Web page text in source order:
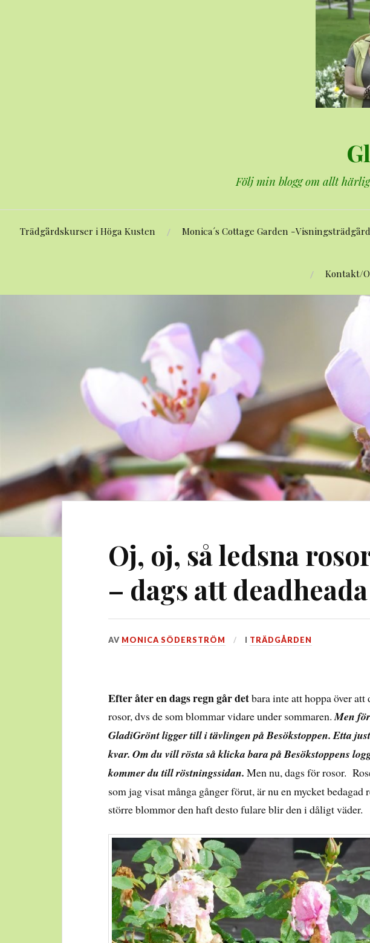
Följ min blogg om allt
Trädgårdskurser i Höga Kusten Monica´s Cottage Garden -
Kontakt/
Oj, oj, så ledsna
– dags att deadheada
DEN
AV MONICA SÖDERSTRÖM I TRÄDGÅRDEN
Efter åter en dags regn går detbara inte att hoppa över att
rosor, dvs de som blommar vidare under sommaren.Men
GladiGrönt ligger till i tävlingen på Besökstoppen. Etta
kvar. Om du vill rösta så klicka bara på Besökstoppens
kommer du till röstningssidan. Men nu, dags för rosor.
som jag visat många gånger förut, är nu en mycket bedagad
större blommor den haft desto fulare blir den i dåligt väder.